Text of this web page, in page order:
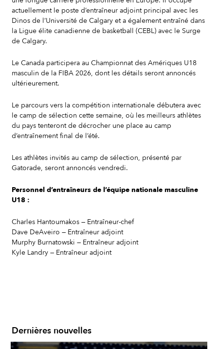
actuellement le poste d’entraîneur adjoint principal avec les
Dinos de l’Université de Calgary et a également entraîné dans
la Ligue élite canadienne de basketball (CEBL) avec le Surge
de Calgary.
Le Canada participera au Championnat des Amériques U18
masculin de la FIBA 2026, dont les détails seront annoncés
ultérieurement.
Le parcours vers la compétition internationale débutera avec
le camp de sélection cette semaine, où les meilleurs athlètes
du pays tenteront de décrocher une place au camp
d’entraînement final de l’été.
Les athlètes invités au camp de sélection, présenté par
Gatorade, seront annoncés vendredi.
Personnel d’entraîneurs de l’équipe nationale masculine
U18 :
Charles Hantoumakos — Entraîneur-chef
Dave DeAveiro — Entraîneur adjoint
Murphy Burnatowski — Entraîneur adjoint
Kyle Landry — Entraîneur adjoint
Dernières nouvelles